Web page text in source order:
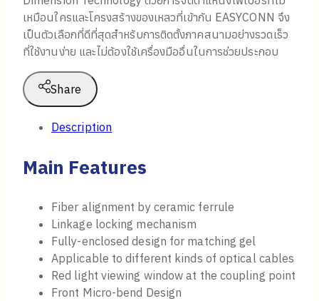
เหมือนใครและโครงสร้างของเหลวที่เข้ากัน EASYCONN จึง
เป็นตัวเลือกที่ดีที่สุดสำหรับการติดตั้งภาคสนามอย่างรวดเร็ว
ที่ใช้งานง่าย และไม่ต้องใช้เครื่องมืออื่นในการช่วยประกอบ
Share
Description
Main Features
Fiber alignment by ceramic ferrule
Linkage locking mechanism
Fully-enclosed design for matching gel
Applicable to different kinds of optical cables
Red light viewing window at the coupling point
Front Micro-bend Design